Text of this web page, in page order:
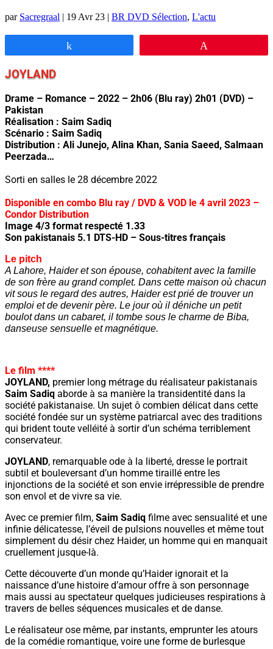
par Sacregraal | 19 Avr 23 | BR DVD Sélection, L'actu
JOYLAND
Drame – Romance – 2022 – 2h06 (Blu ray) 2h01 (DVD) –
Pakistan
Réalisation : Saim Sadiq
Scénario : Saim Sadiq
Distribution : Ali Junejo, Alina Khan, Sania Saeed, Salmaan
Peerzada…
Sorti en salles le 28 décembre 2022
Disponible en combo Blu ray / DVD & VOD le 4 avril 2023 –
Condor Distribution
Image 4/3 format respecté 1.33
Son pakistanais 5.1 DTS-HD – Sous-titres français
Le pitch
A Lahore, Haider et son épouse, cohabitent avec la famille
de son frère au grand complet. Dans cette maison où chacun
vit sous le regard des autres, Haider est prié de trouver un
emploi et de devenir père. Le jour où il déniche un petit
boulot dans un cabaret, il tombe sous le charme de Biba,
danseuse sensuelle et magnétique.
Le film ****
JOYLAND, premier long métrage du réalisateur pakistanais
Saim Sadiq aborde à sa manière la transidentité dans la
société pakistanaise. Un sujet ô combien délicat dans cette
société fondée sur un système patriarcal avec des traditions
qui brident toute velléité à sortir d’un schéma terriblement
conservateur.
JOYLAND, remarquable ode à la liberté, dresse le portrait
subtil et bouleversant d’un homme tiraillé entre les
injonctions de la société et son envie irrépressible de prendre
son envol et de vivre sa vie.
Avec ce premier film, Saim Sadiq filme avec sensualité et une
infinie délicatesse, l’éveil de pulsions nouvelles et même tout
simplement du désir chez Haider, un homme qui en manquait
cruellement jusque-là.
Cette découverte d’un monde qu’Haider ignorait et la
naissance d’une histoire d’amour offre à son personnage
mais aussi au spectateur quelques judicieuses respirations à
travers de belles séquences musicales et de danse.
Le réalisateur ose même, par instants, emprunter les atours
de la comédie romantique, voire une forme de burlesque